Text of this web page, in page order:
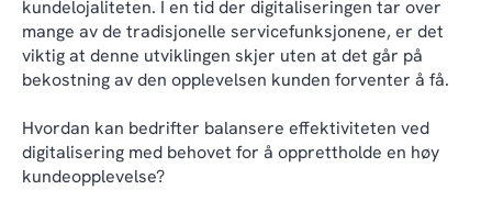
kundelojaliteten. I en tid der digitaliseringen tar over
mange av de tradisjonelle servicefunksjonene, er det
viktig at denne utviklingen skjer uten at det går på
bekostning av den opplevelsen kunden forventer å få.
Hvordan kan bedrifter balansere effektiviteten ved
digitalisering med behovet for å opprettholde en høy
kundeopplevelse?